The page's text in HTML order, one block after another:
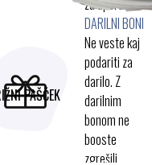
PAŠČEK
za uporabo.
DARILNI BONI
Ne veste kaj
podariti za
darilo. Z
darilnim
bonom ne
booste
zgrešili.